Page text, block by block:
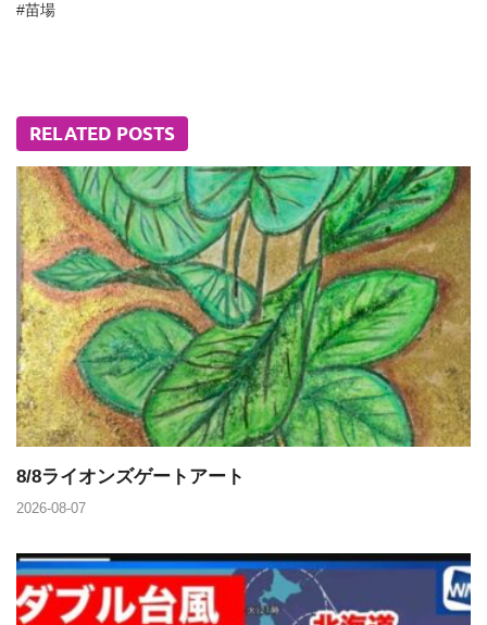
#苗場
RELATED POSTS
8/8ライオンズゲートアート
2026-08-07